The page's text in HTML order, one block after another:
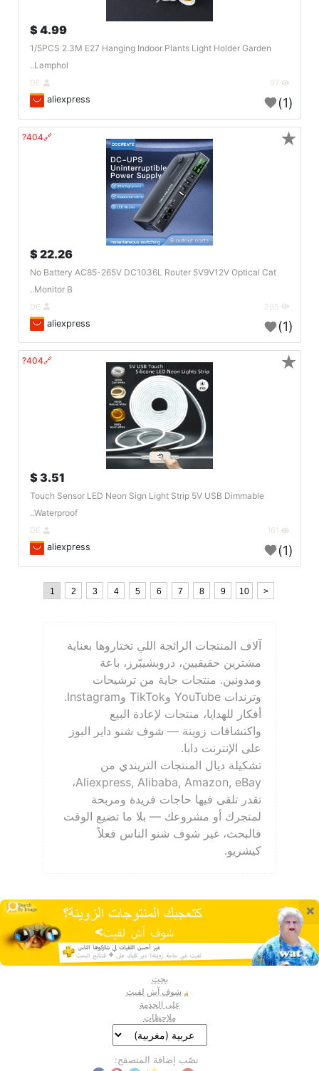
4.99 $
1/5PCS 2.3M E27 Hanging Indoor Plants Light Holder Garden
Lamphol..
aliexpress (1)
🔗404?
22.26 $
No Battery AC85-265V DC1036L Router 5V9V12V Optical Cat
Monitor B..
aliexpress (1)
★
🔗404?
3.51 $
Touch Sensor LED Neon Sign Light Strip 5V USB Dimmable
Waterproof..
aliexpress (1)
★
1 2 3 4 5 6 7 8 9 10 >
آلاف المنتجات الرائجة اللي تختاروها بعناية
مشترين حقيقيين، دروبشيبّرز، باعة
ومدونين. منتجات جاية من ترشيحات
وترندات YouTube وTikTok وInstagram.
أفكار للهدايا، منتجات لإعادة البيع
واكتشافات زوينة — شوف شنو داير البوز
على الإنترنت دابا.
تشكيلة ديال المنتجات التريندي من
Aliexpress, Alibaba, Amazon, eBay،
تقدر تلقى فيها حاجات فريدة ومربحة
لمتجرك أو مشروعك — بلا ما تضيع الوقت
فالبحث، غير شوف شنو الناس فعلاً
كيشريو.
×
بحث
شوف آش لقيت
على الخدمة
ملاحظات
نصّب إضافة المتصفح: